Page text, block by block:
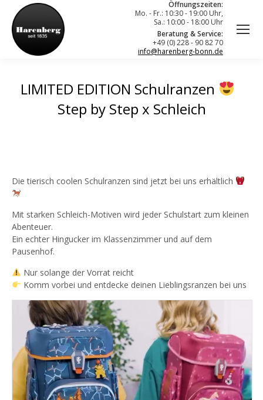
Öffnungszeiten:
Mo. - Fr.: 10:30 - 19:00 Uhr,
Sa.: 10:00 - 18:00 Uhr
Beratung & Service:
+49 (0) 228 - 90 82 70
info@harenberg-bonn.de
LIMITED EDITION Schulranzen
Step by Step x Schleich
Die tierisch coolen Schulranzen sind jetzt bei uns erhältlich
Mit starken Schleich-Motiven wird jeder Schulstart zum kleinen
Abenteuer.
Ein echter Hingucker im Klassenzimmer und auf dem
Pausenhof.
Nur solange der Vorrat reicht
Komm vorbei und entdecke deinen Lieblingsranzen bei uns